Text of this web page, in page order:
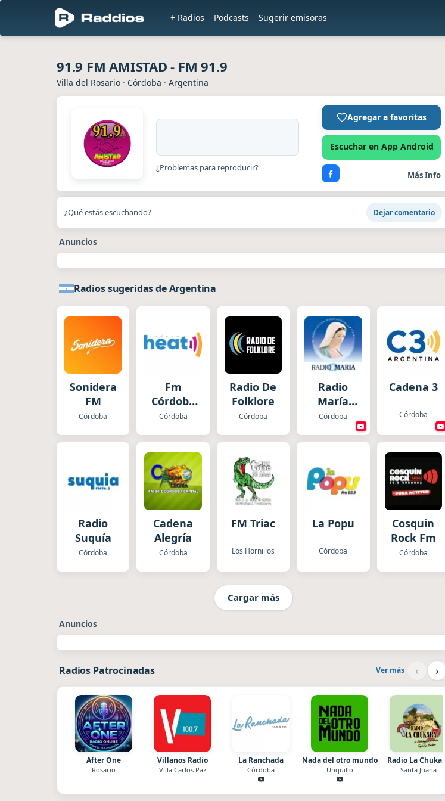
+ Radios Podcasts Sugerir emisoras
91.9 FM AMISTAD - FM 91.9
Villa del Rosario · Córdoba · Argentina
¿Problemas para reproducir?
Agregar a favoritas
Escuchar en App Android
Más Info
¿Qué estás escuchando? Dejar comentario
Anuncios
Radios sugeridas de Argentina
Sonidera
FM
Córdoba
Fm
Córdoba
Cadena
Córdoba
Radio De
Folklore
Córdoba
Radio
María
Argentina
Córdoba
Cadena 3
Córdoba
Radio
Suquía
Córdoba
Cadena
Alegría
Córdoba
FM Triac
Los Hornillos
La Popu
Córdoba
Cosquin
Rock Fm
Córdoba
Cargar más
Anuncios
Radios Patrocinadas Ver más ‹ ›
After One
Rosario
Villanos Radio
Villa Carlos Paz
La Ranchada
Córdoba
Nada del otro mundo
Unquillo
Radio La Chukara
Santa Juana